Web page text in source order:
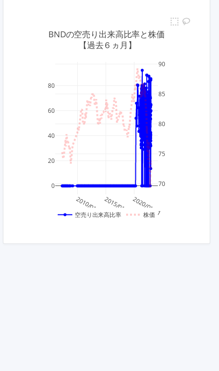
2010/01/012015/01/012020/01/01
0
20
40
60
80
70
75
80
85
90
空売り出来高比率 株価
BNDの空売り出来高比率と株価
【過去６ヵ月】